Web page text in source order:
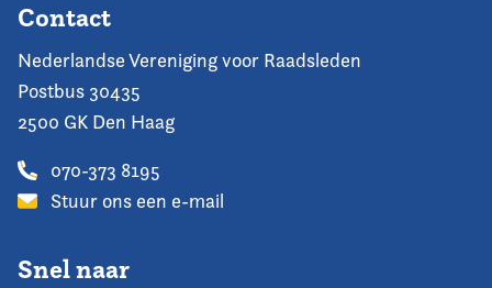
Contact
Nederlandse Vereniging voor Raadsleden
Postbus 30435
2500 GK Den Haag
070-373 8195
Stuur ons een e-mail
Snel naar